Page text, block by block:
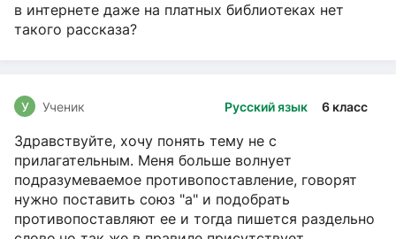
в интернете даже на платных библиотеках нет
такого рассказа?
Русский язык 6 класс
У Ученик
Здравствуйте, хочу понять тему не с
прилагательным. Меня больше волнует
подразумеваемое противопоставление, говорят
нужно поставить союз "а" и подобрать
противопоставляют ее и тогда пишется раздельно